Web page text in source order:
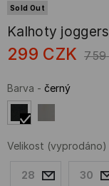
Sold Out
Kalhoty joggers
299 CZK 759
Barva - černý
Velikost (vyprodáno)
28 30